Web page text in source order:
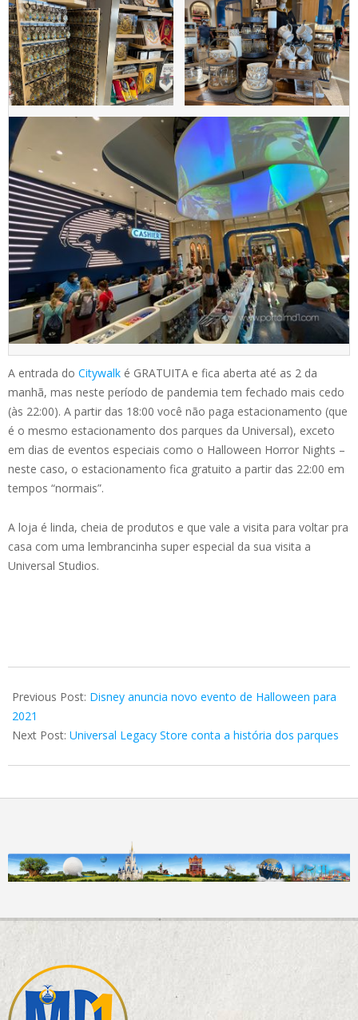
A entrada do Citywalk é GRATUITA e fica aberta até as 2 da
manhã, mas neste período de pandemia tem fechado mais cedo
(às 22:00). A partir das 18:00 você não paga estacionamento (que
é o mesmo estacionamento dos parques da Universal), exceto
em dias de eventos especiais como o Halloween Horror Nights –
neste caso, o estacionamento fica gratuito a partir das 22:00 em
tempos “normais”.
A loja é linda, cheia de produtos e que vale a visita para voltar pra
casa com uma lembrancinha super especial da sua visita a
Universal Studios.
05-
08
Previous Post: Disney anuncia novo evento de Halloween para
2021
Next Post: Universal Legacy Store conta a história dos parques